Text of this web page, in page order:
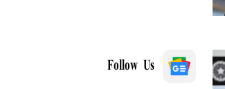
Follow Us